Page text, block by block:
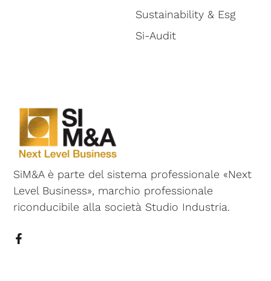
SiM&A è parte del sistema professionale «Next
Level Business», marchio professionale
riconducibile alla società Studio Industria.
Sustainability & Esg
Si-Audit